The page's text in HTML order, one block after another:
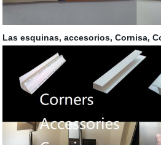
Las esquinas, accesorios, Cornisa,